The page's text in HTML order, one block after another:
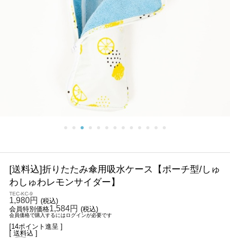
[送料込]折りたたみ傘用吸水ケース【ポーチ型/しゅ
わしゅわレモンサイダー】
TEC-KC-9
1,980円 (税込)
会員特別価格1,584円 (税込)
会員価格で購入するにはログインが必要です
[14ポイント進呈 ]
[ 送料込 ]